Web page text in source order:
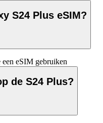
S24 Plus eSIM?
eSIM gebruiken
de S24 Plus?